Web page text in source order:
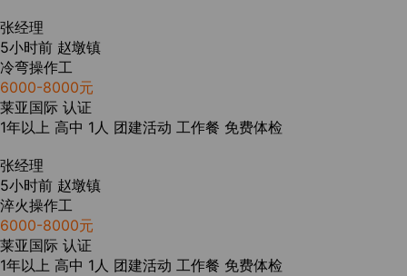
张经理
5小时前 赵墩镇
冷弯操作工
6000-8000元
莱亚国际 认证
1年以上 高中 1人 团建活动 工作餐 免费体检
张经理
5小时前 赵墩镇
淬火操作工
6000-8000元
莱亚国际 认证
1年以上 高中 1人 团建活动 工作餐 免费体检